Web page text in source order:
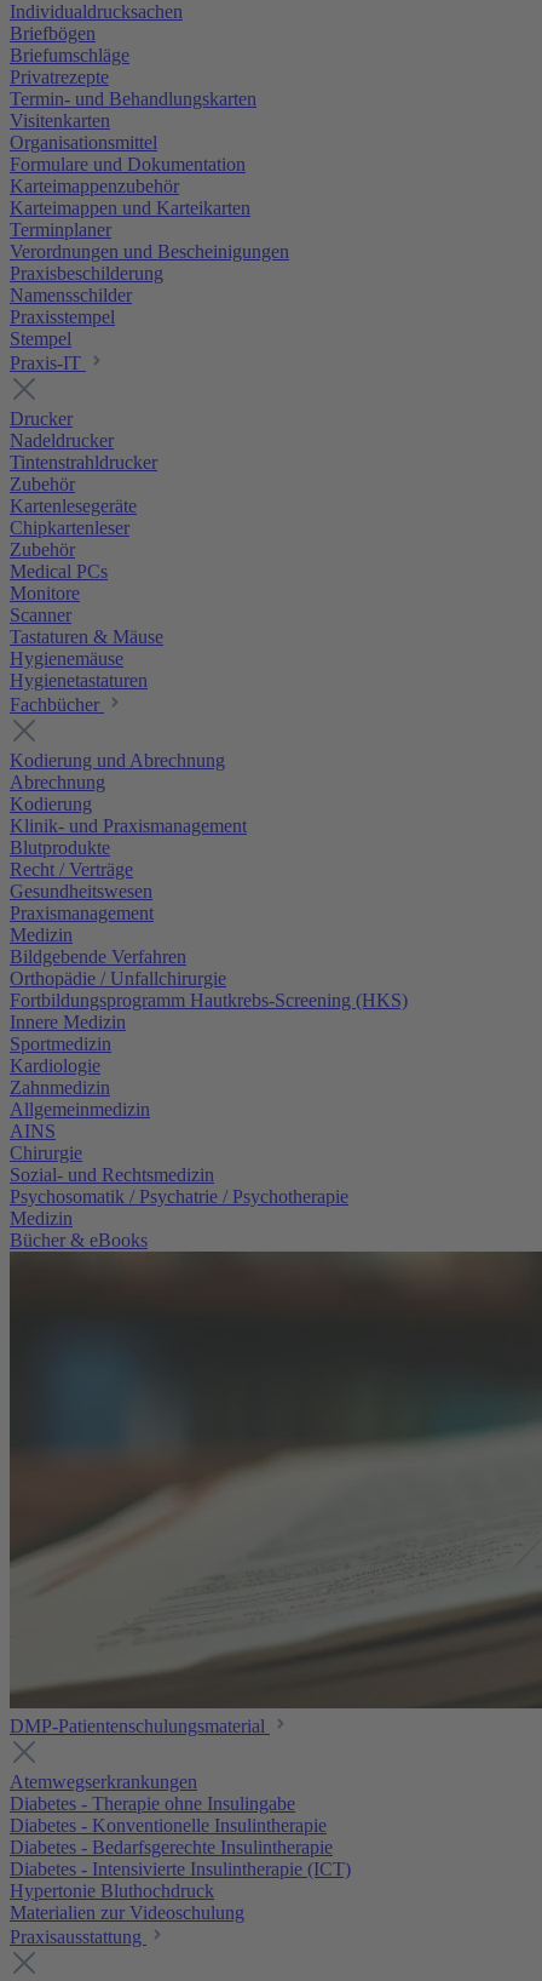
Individualdrucksachen
Briefbögen
Briefumschläge
Privatrezepte
Termin- und Behandlungskarten
Visitenkarten
Organisationsmittel
Formulare und Dokumentation
Karteimappenzubehör
Karteimappen und Karteikarten
Terminplaner
Verordnungen und Bescheinigungen
Praxisbeschilderung
Namensschilder
Praxisstempel
Stempel
Praxis-IT
Drucker
Nadeldrucker
Tintenstrahldrucker
Zubehör
Kartenlesegeräte
Chipkartenleser
Zubehör
Medical PCs
Monitore
Scanner
Tastaturen & Mäuse
Hygienemäuse
Hygienetastaturen
Fachbücher
Kodierung und Abrechnung
Abrechnung
Kodierung
Klinik- und Praxismanagement
Blutprodukte
Recht / Verträge
Gesundheitswesen
Praxismanagement
Medizin
Bildgebende Verfahren
Orthopädie / Unfallchirurgie
Fortbildungsprogramm Hautkrebs-Screening (HKS)
Innere Medizin
Sportmedizin
Kardiologie
Zahnmedizin
Allgemeinmedizin
AINS
Chirurgie
Sozial- und Rechtsmedizin
Psychosomatik / Psychatrie / Psychotherapie
Medizin
Bücher & eBooks
DMP-Patientenschulungsmaterial
Atemwegserkrankungen
Diabetes - Therapie ohne Insulingabe
Diabetes - Konventionelle Insulintherapie
Diabetes - Bedarfsgerechte Insulintherapie
Diabetes - Intensivierte Insulintherapie (ICT)
Hypertonie Bluthochdruck
Materialien zur Videoschulung
Praxisausstattung